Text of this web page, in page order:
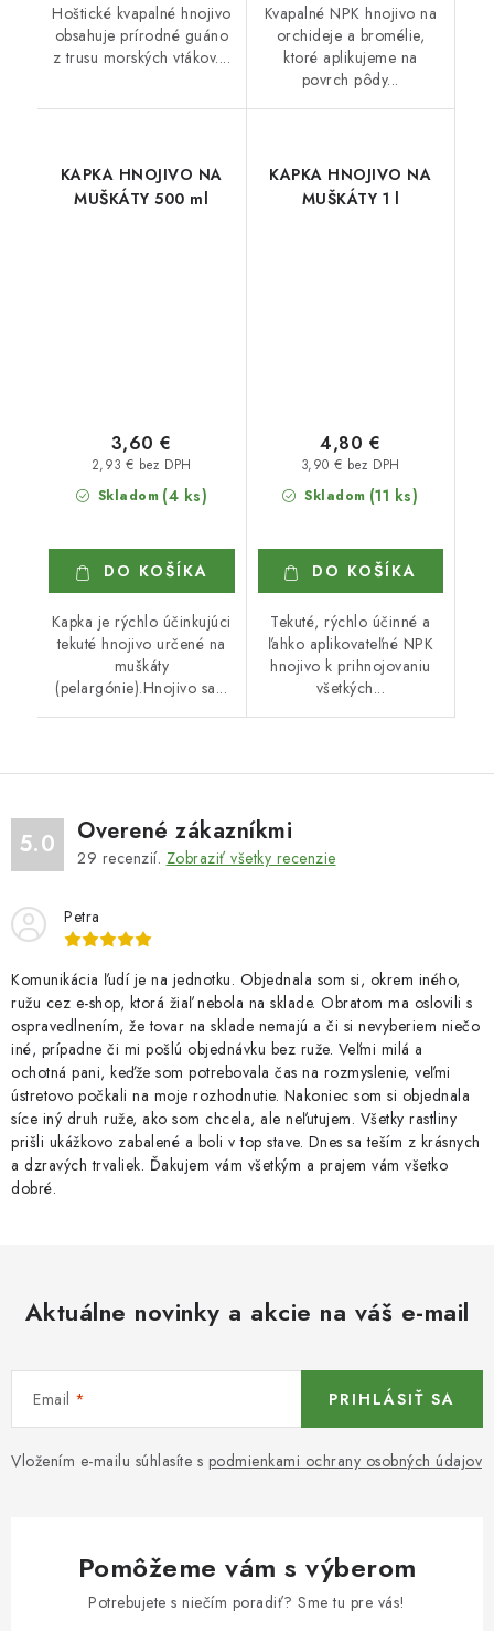
Hoštické kvapalné hnojivo
obsahuje prírodné guáno
z trusu morských vtákov....
Kvapalné NPK hnojivo na
orchideje a bromélie,
ktoré aplikujeme na
povrch pôdy...
KAPKA HNOJIVO NA
MUŠKÁTY 500 ml
Skladom (4 ks)
2,93 € bez DPH
3,60 €
DO KOŠÍKA
Kapka je rýchlo účinkujúci
tekuté hnojivo určené na
muškáty
(pelargónie).Hnojivo sa...
KAPKA HNOJIVO NA
MUŠKÁTY 1 l
Skladom (11 ks)
3,90 € bez DPH
4,80 €
DO KOŠÍKA
Tekuté, rýchlo účinné a
ľahko aplikovateľné NPK
hnojivo k prihnojovaniu
všetkých...
5.0 Overené zákazníkmi
29 recenzií. Zobraziť všetky recenzie
Petra
Komunikácia ľudí je na jednotku. Objednala som si, okrem iného,
ružu cez e-shop, ktorá žiaľ nebola na sklade. Obratom ma oslovili s
ospravedlnením, že tovar na sklade nemajú a či si nevyberiem niečo
iné, prípadne či mi pošlú objednávku bez ruže. Veľmi milá a
ochotná pani, keďže som potrebovala čas na rozmyslenie, veľmi
ústretovo počkali na moje rozhodnutie. Nakoniec som si objednala
síce iný druh ruže, ako som chcela, ale neľutujem. Všetky rastliny
prišli ukážkovo zabalené a boli v top stave. Dnes sa teším z krásnych
a dzravých trvaliek. Ďakujem vám všetkým a prajem vám všetko
dobré.
Aktuálne novinky a akcie na váš e-mail
Email
Vložením e-mailu súhlasíte s podmienkami ochrany osobných údajov
PRIHLÁSIŤ SA
Pomôžeme vám s výberom
Potrebujete s niečím poradiť? Sme tu pre vás!